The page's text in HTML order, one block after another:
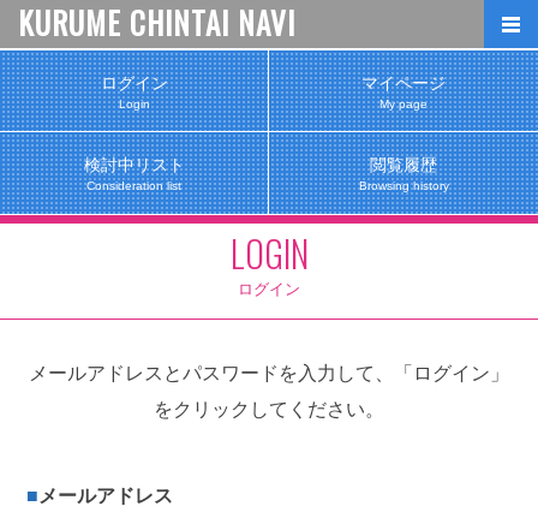
ログイン
Login
マイページ
My page
検討中リスト
Consideration list
閲覧履歴
Browsing history
KURUME CHINTAI NAVI
LOGIN
ログイン
メールアドレスとパスワードを入力して、「ログイン」
をクリックしてください。
メールアドレス